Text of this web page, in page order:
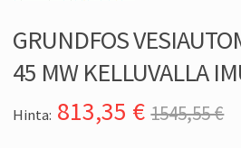
GRUNDFOS
45 MW KELLUVALLA
Hinta: 813,35 € 1545,55 €